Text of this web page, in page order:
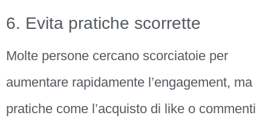
6. Evita pratiche scorrette
Molte persone cercano scorciatoie per
aumentare rapidamente l’engagement, ma
pratiche come l’acquisto di like o commenti